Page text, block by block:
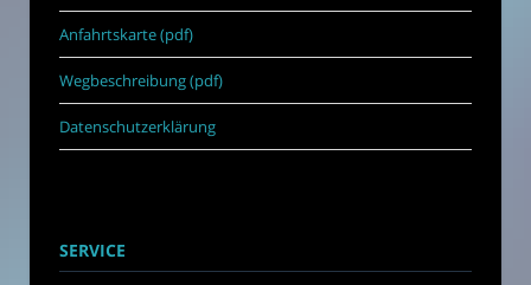
Anfahrtskarte (pdf)
Wegbeschreibung (pdf)
Datenschutzerklärung
SERVICE